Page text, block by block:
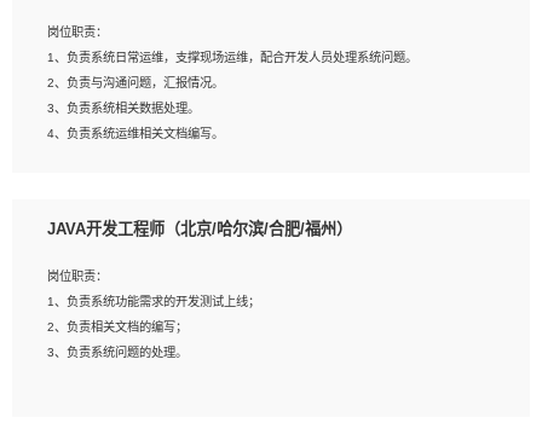
征，可独立提出完整的优化方案,并推动方案执行达成结果；熟练使用PPT、
WORD、EXCEL等办公软件；
3、深入理解公司各项AI产品和技术信息；具有较强的文档编写能力，能独立撰写
PPT、方案建议书等，面试时需携带个人制作的专业PPT文件进行展示。
岗位职责：
1、负责系统日常运维，支撑现场运维，配合开发人员处理系统问题。
2、负责与沟通问题，汇报情况。
3、负责系统相关数据处理。
4、负责系统运维相关文档编写。
岗位要求：
2、精通linux命令。
3、熟悉oracle、mysql 数据库。
4、善于沟通，具有良好的团队合作精神和协作能力。
5、必须有实际的生产环境系统维护经验。
JAVA开发工程师（北京/哈尔滨/合肥/福州）
岗位职责：
1、负责系统功能需求的开发测试上线；
2、负责相关文档的编写；
3、负责系统问题的处理。